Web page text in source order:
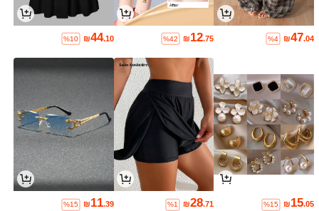
₪47.04
%4
₪12.75
%42
₪44.10
%10
₪15.05
%15
₪28.71
%1
₪11.39
%15